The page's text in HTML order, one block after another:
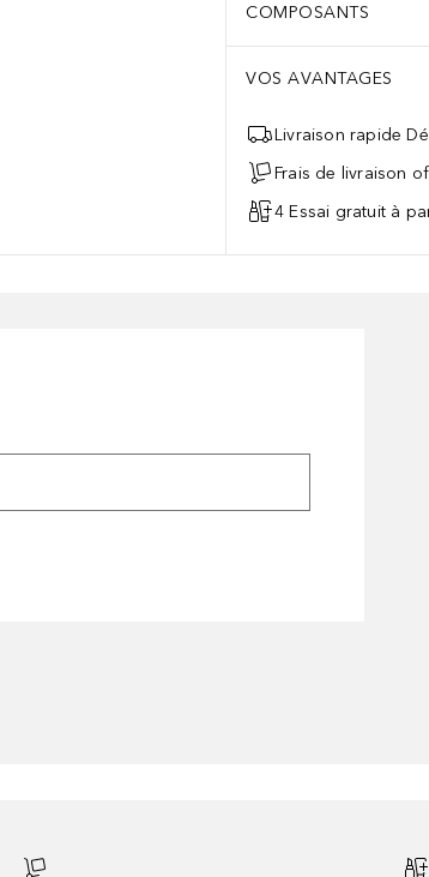
COMPOSANTS
VOS AVANTAGES
Livraison rapide
Frais de livraison
4 Essai gratuit à